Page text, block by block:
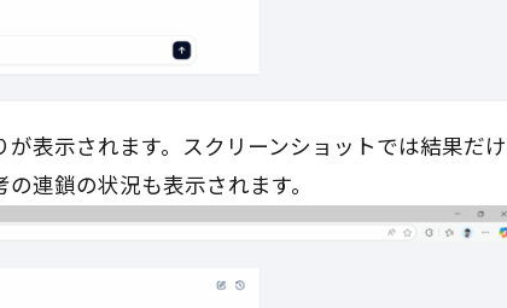
表示されます。スクリーンショットでは結果だけ
連鎖の状況も表示されます。